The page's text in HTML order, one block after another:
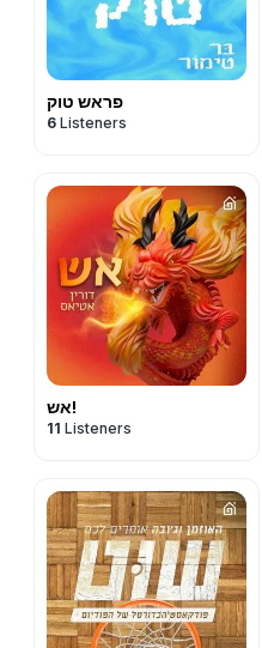
פראש טוק
6 Listeners
אש!
11 Listeners